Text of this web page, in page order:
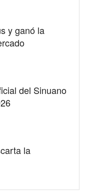
y ganó la
del Sinuano
la